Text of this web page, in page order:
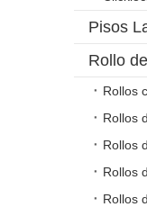
Pisos
Rollo
Rollos
Rollos
Rollos
Rollos
Rollos